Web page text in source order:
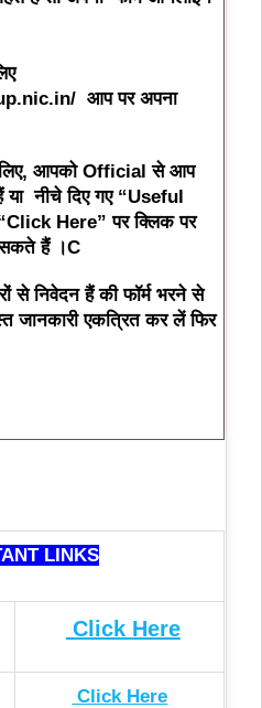
आप पर अपना
लिए, आपको Official से आप
नीचे दिए गए “Useful
Here” पर क्लिक पर
हैं ।C
से निवेदन हैं की फॉर्म भरने से
जानकारी एकत्रित कर लें फिर
LINKS
Click Here
Click Here